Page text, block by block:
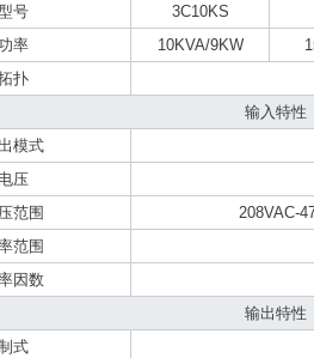
号 3C10KS
率
10KVA/9KW
扑
输入特性
模式
压
范围
208VAC-
范围
因数
输出特性
式